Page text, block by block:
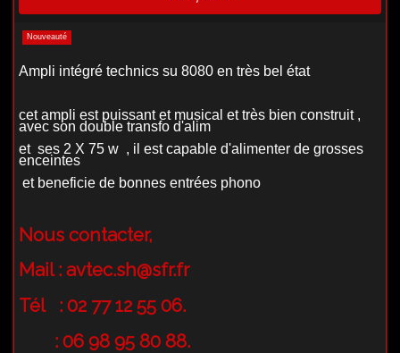
Nouveauté
Ampli intégré technics su 8080 en très bel état
cet ampli est puissant et musical et très bien construit ,
avec son double transfo d'alim
et ses 2 X 75 w , il est capable d'alimenter de grosses
enceintes
et beneficie de bonnes entrées phono
Nous contacter,
Mail : avtec.sh@sfr.fr
Tél : 02 77 12 55 06.
: 06 98 95 80 88.